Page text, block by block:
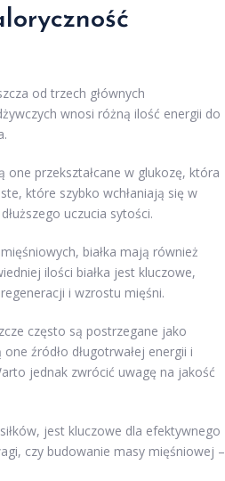
od trzech głównych
wnosi różną ilość energii do
one przekształcane w glukozę, która
które szybko wchłaniają się w
uczucia sytości.
białka mają również
ilości białka jest kluczowe,
i wzrostu mięśni.
często są postrzegane jako
źródło długotrwałej energii i
jednak zwrócić uwagę na jakość
jest kluczowe dla efektywnego
czy budowanie masy mięśniowej –